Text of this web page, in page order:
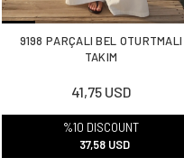
9198 PARÇALI BEL OTURTMALI
TAKIM
41,75 USD
%10 DISCOUNT
37,58 USD